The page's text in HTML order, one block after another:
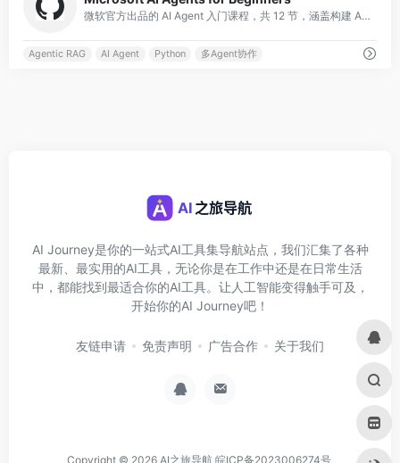
微软官方出品的 AI Agent 入门课程，共 12 节，涵盖构建 AI Agent 的全部基础知识。课程使用 Microsoft Agent Framework 与 Azure AI Foundry Agent Service V2，包含
Agentic RAG AI Agent Python 多Agent协作
AI Journey是你的一站式AI工具集导航站点，我们汇集了各种
最新、最实用的AI工具，无论你是在工作中还是在日常生活
中，都能找到最适合你的AI工具。让人工智能变得触手可及，
开始你的AI Journey吧！
友链申请 免责声明 广告合作 关于我们
Copyright © 2026 AI之旅导航 皖ICP备2023006274号